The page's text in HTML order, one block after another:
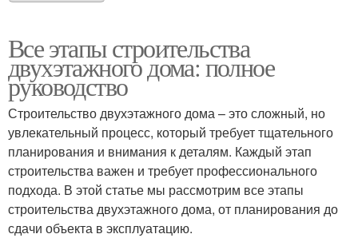
Все этапы строительства
двухэтажного дома: полное
руководство
Строительство двухэтажного дома – это сложный, но
увлекательный процесс, который требует тщательного
планирования и внимания к деталям. Каждый этап
строительства важен и требует профессионального
подхода. В этой статье мы рассмотрим все этапы
строительства двухэтажного дома, от планирования до
сдачи объекта в эксплуатацию.